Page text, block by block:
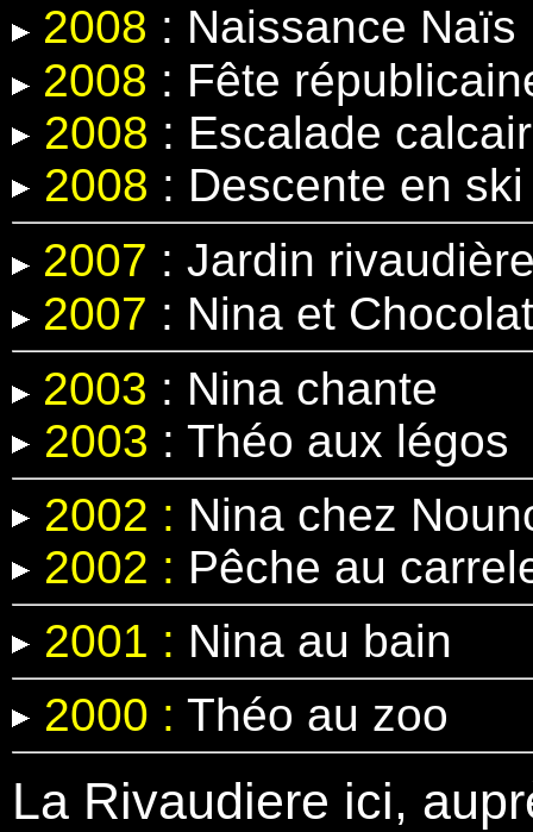
2008 : Naissance Naïs
2008 : Fête
2008 : Escalade
2008 : Descente en
2007 : Jardin
2007 : Nina et Chocolat
2003 : Nina chante
2003 : Théo aux légos
2002 : Nina chez
2002 : Pêche au
2001 : Nina au bain
2000 : Théo au zoo
La Rivaudiere ici,